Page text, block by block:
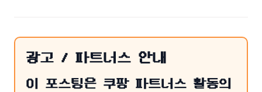
광고 / 파트너스 안내
이 포스팅은 쿠팡 파트너스 활동의